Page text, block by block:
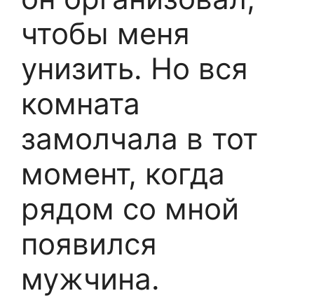
чтобы меня
унизить. Но вся
комната
замолчала в тот
момент, когда
рядом со мной
появился
мужчина.